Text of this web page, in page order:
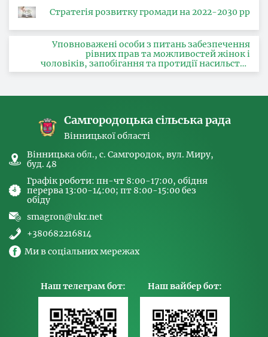
Стратегія розвитку громади на 2022-2030 рр
Уповноважені особи з питань забезпечення
рівних прав та можливостей жінок і
чоловіків, запобігання та протидії насильству
за ознакою статі, з питань здійснення заходів,
Самгородоцька сільська рада
Вінницької області
Вінницька обл., с. Самгородок, вул. Миру,
буд. 48
Графік роботи: пн-чт 8:00-17:00, обідня
перерва 13:00-14:00; пт 8:00-15:00 без
обіду
smagron@ukr.net
+380682216814
Ми в соціальних мережах
Наш телеграм бот: Наш вайбер бот: